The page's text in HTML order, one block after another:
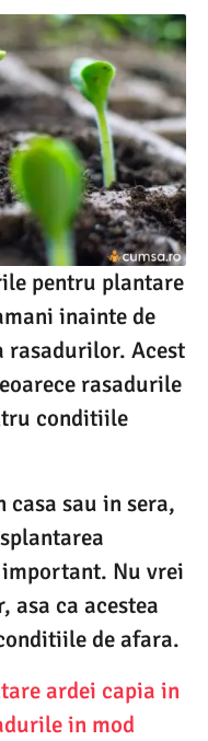
pentru plantare
inainte de
rasadurilor. Acest
rasadurile
conditiile
sau in sera,
Nu vrei
asa ca acestea
de afara.
ardei capia in
in mod